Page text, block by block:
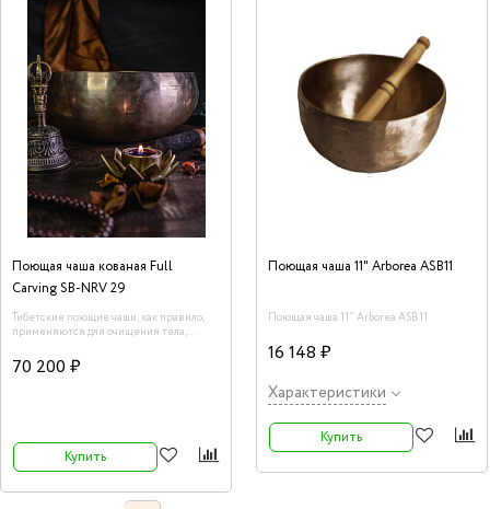
Поющая чаша кованая Full
Carving SB-NRV 29
Тибетские поющие чаши, как правило,
применяются для очищения тела,
предметов от негативной энергии.
Воздействие данного инструмента на
70 200 ₽
Купить
Поющая чаша 11" Arborea ASB11
Поющая чаша 11" Arborea ASB11
16 148 ₽
Характеристики
Купить